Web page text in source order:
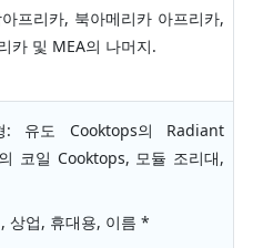
프리카, 북아메리카 아프리카,
카 및 MEA의 나머지.
: 유도 Cooktops의 Radiant
코일 Cooktops, 모듈 조리대,
상업, 휴대용, 이름 *